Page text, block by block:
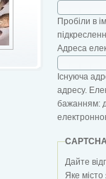
Пробіли в
Адреса
Існуюча
адресу.
бажанням:
Дайте
Яке місто